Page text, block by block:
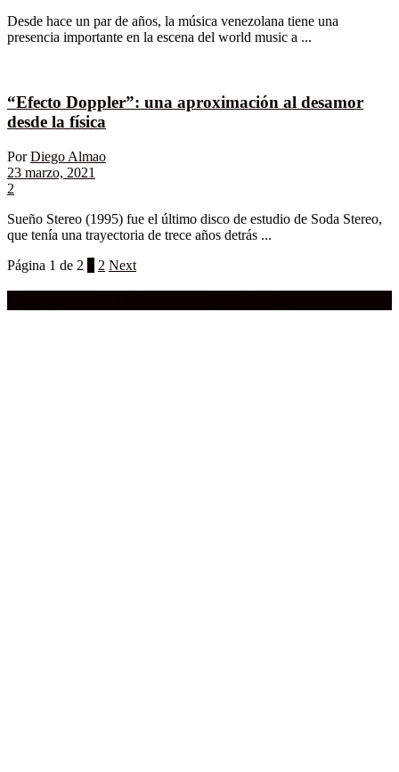
Desde hace un par de años, la música venezolana tiene una
presencia importante en la escena del world music a ...
“Efecto Doppler”: una aproximación al desamor
desde la física
Por Diego Almao
23 marzo, 2021
2
Sueño Stereo (1995) fue el último disco de estudio de Soda Stereo,
que tenía una trayectoria de trece años detrás ...
Página 1 de 2
2 Next